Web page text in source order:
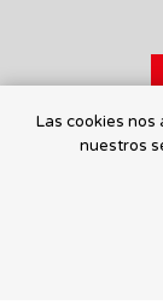
Las cookies nos
nuestros